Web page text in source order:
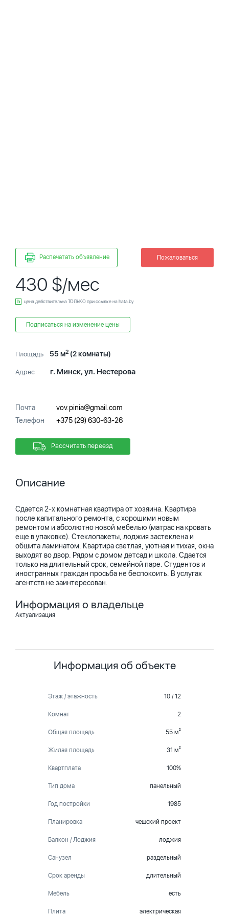
Распечатать объявление Пожаловаться
430 $/мес
цена действительна ТОЛЬКО при ссылке на hata.by
Подписаться на изменение цены
Площадь 55 м2 (2 комнаты)
Адрес г. Минск, ул. Нестерова
Почта
vov.pinia@gmail.com
Телефон
+375 (29) 630-63-26
Рассчитать переезд
Описание
Сдается 2-х комнатная квартира от хозяина. Квартира
после капитального ремонта, с хорошими новым
ремонтом и абсолютно новой мебелью (матрас на кровать
еще в упаковке). Стеклопакеты, лоджия застеклена и
обшита ламинатом. Квартира светлая, уютная и тихая, окна
выходят во двор. Рядом с домом детсад и школа. Сдается
только на длительный срок, семейной паре. Студентов и
иностранных граждан просьба не беспокоить. В услугах
агентств не заинтересован.
Информация о владельце
Актуализация
Информация об объекте
Этаж / этажность 10 / 12
Комнат 2
Общая площадь 55 м²
Жилая площадь 31 м²
Квартплата 100%
Тип дома панельный
Год постройки 1985
Планировка чешский проект
Балкон / Лоджия лоджия
Санузел раздельный
Срок аренды длительный
Мебель есть
Плита электрическая